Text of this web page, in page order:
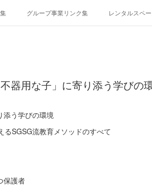
グループ事業リンク集 レンタルスペ
器用な子」に寄り添う学びの
添う学びの環境
SGSG流教育メソッドのすべて
保護者